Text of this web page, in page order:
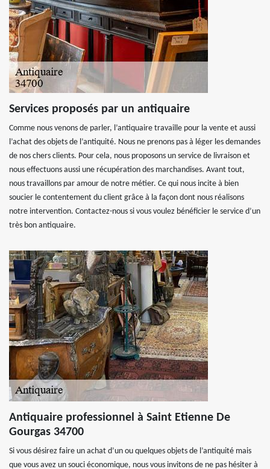
Services proposés par un antiquaire
Comme nous venons de parler, l’antiquaire travaille pour la vente et aussi
l’achat des objets de l’antiquité. Nous ne prenons pas à léger les demandes
de nos chers clients. Pour cela, nous proposons un service de livraison et
nous effectuons aussi une récupération des marchandises. Avant tout,
nous travaillons par amour de notre métier. Ce qui nous incite à bien
soucier le contentement du client grâce à la façon dont nous réalisons
notre intervention. Contactez-nous si vous voulez bénéficier le service d’un
très bon antiquaire.
Antiquaire professionnel à Saint Etienne De
Gourgas 34700
Si vous désirez faire un achat d’un ou quelques objets de l’antiquité mais
que vous avez un souci économique, nous vous invitons de ne pas hésiter à